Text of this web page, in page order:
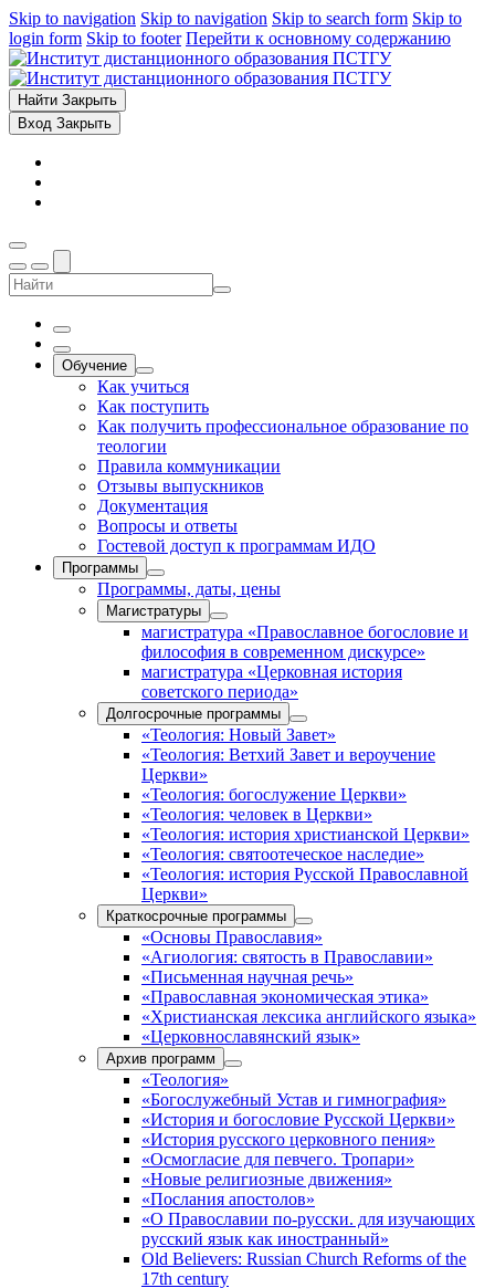
Skip to navigation Skip to navigation Skip to search form Skip to
login form Skip to footer Перейти к основному содержанию
Найти Закрыть
Вход Закрыть
Обучение
Как учиться
Как поступить
Как получить профессиональное образование по
теологии
Правила коммуникации
Отзывы выпускников
Документация
Вопросы и ответы
Гостевой доступ к программам ИДО
Программы
Программы, даты, цены
Магистратуры
магистратура «Православное богословие и
философия в современном дискурсе»
магистратура «Церковная история
советского периода»
Долгосрочные программы
«Теология: Новый Завет»
«Теология: Ветхий Завет и вероучение
Церкви»
«Теология: богослужение Церкви»
«Теология: человек в Церкви»
«Теология: история христианской Церкви»
«Теология: святоотеческое наследие»
«Теология: история Русской Православной
Церкви»
Краткосрочные программы
«Основы Православия»
«Агиология: святость в Православии»
«Письменная научная речь»
«Православная экономическая этика»
«Христианская лексика английского языка»
«Церковнославянский язык»
Архив программ
«Теология»
«Богослужебный Устав и гимнография»
«История и богословие Русской Церкви»
«История русского церковного пения»
«Осмогласие для певчего. Тропари»
«Новые религиозные движения»
«Послания апостолов»
«О Православии по-русски. для изучающих
русский язык как иностранный»
Old Believers: Russian Church Reforms of the
17th century